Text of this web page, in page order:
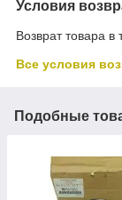
Условия
Возврат товара в
Все условия
Подобные